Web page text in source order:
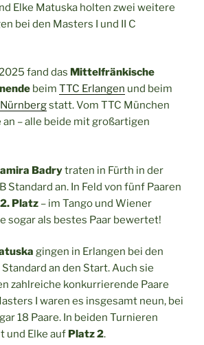
Elke Matuska holten zwei weitere
bei den Masters I und II C
fand das Mittelfränkische
beim TTC Erlangen und beim
statt. Vom TTC München
– alle beide mit großartigen
Badrytraten in Fürth in der
Standard an. In Feld von fünf Paaren
2. Platz – im Tango und Wiener
sogar als bestes Paar bewertet!
gingen in Erlangen bei den
Standard an den Start. Auch sie
zahlreiche konkurrierende Paare
I waren es insgesamt neun, bei
18 Paare. In beiden Turnieren
und Elke auf Platz 2.